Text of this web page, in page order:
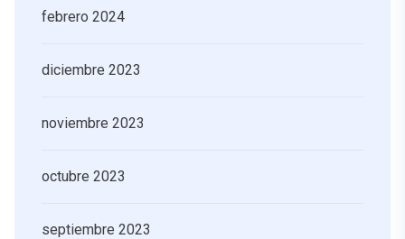
febrero 2024
diciembre 2023
noviembre 2023
octubre 2023
septiembre 2023